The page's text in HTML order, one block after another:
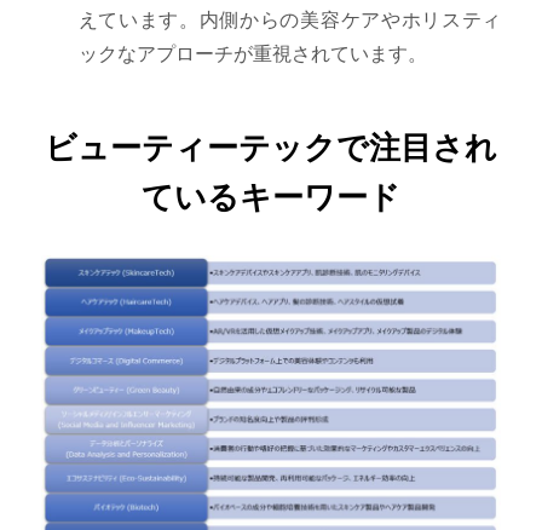
えています。内側からの美容ケアやホリスティ
ックなアプローチが重視されています。
ビューティーテックで注目され
ているキーワード